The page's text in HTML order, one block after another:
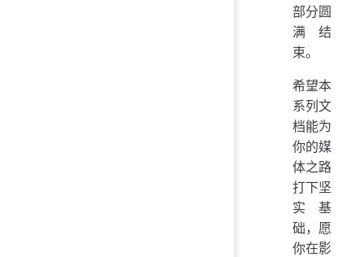
部分圆
满结
束。
希望本
系列文
档能为
你的媒
体之路
打下坚
实基
础，愿
你在影